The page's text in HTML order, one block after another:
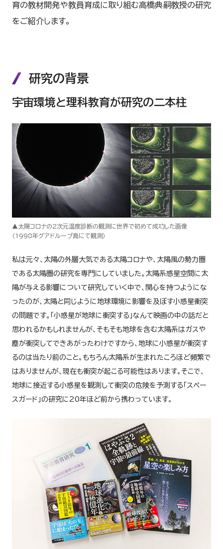
育の教材開発や教員育成に取り組む高橋典嗣教授の研究
をご紹介します。
研究の背景
宇宙環境と理科教育が研究の二本柱
▲太陽コロナの2次元温度診断の観測に世界で初めて成功した画像
（1998年グアドループ島にて観測）
私は元々、太陽の外層大気である太陽コロナや、太陽風の勢力圏
である太陽圏の研究を専門にしていました。太陽系惑星空間に太
陽が与える影響について研究していく中で、関心を持つようにな
ったのが、太陽と同じように地球環境に影響を及ぼす小惑星衝突
の問題です。「小惑星が地球に衝突する」なんて映画の中の話だと
思われるかもしれませんが、そもそも地球を含む太陽系はガスや
塵が衝突してできあがったわけですから、地球に小惑星が衝突す
るのは当たり前のこと。もちろん太陽系が生まれたころほど頻繁で
はありませんが、現在も衝突が起こる可能性はあります。そこで、
地球に接近する小惑星を観測して衝突の危険を予測する「スペー
スガード」の研究に20年ほど前から携わっています。